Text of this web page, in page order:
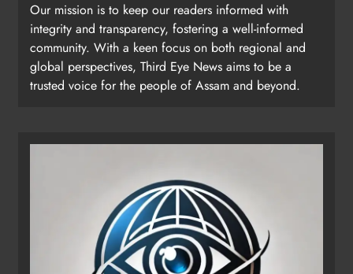
Our mission is to keep our readers informed with
integrity and transparency, fostering a well-informed
community. With a keen focus on both regional and
global perspectives, Third Eye News aims to be a
trusted voice for the people of Assam and beyond.